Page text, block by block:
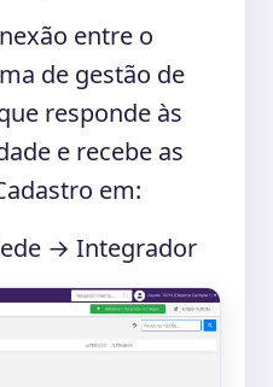
entre o
de gestão de
responde às
e recebe as
em:
→ Integrador